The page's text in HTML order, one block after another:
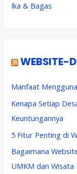
Ika & Bagas
WEBSITE-
Manfaat
Kenapa Setiap
Keuntungannya
5 Fitur Penting di
Bagaimana
UMKM dan Wisata